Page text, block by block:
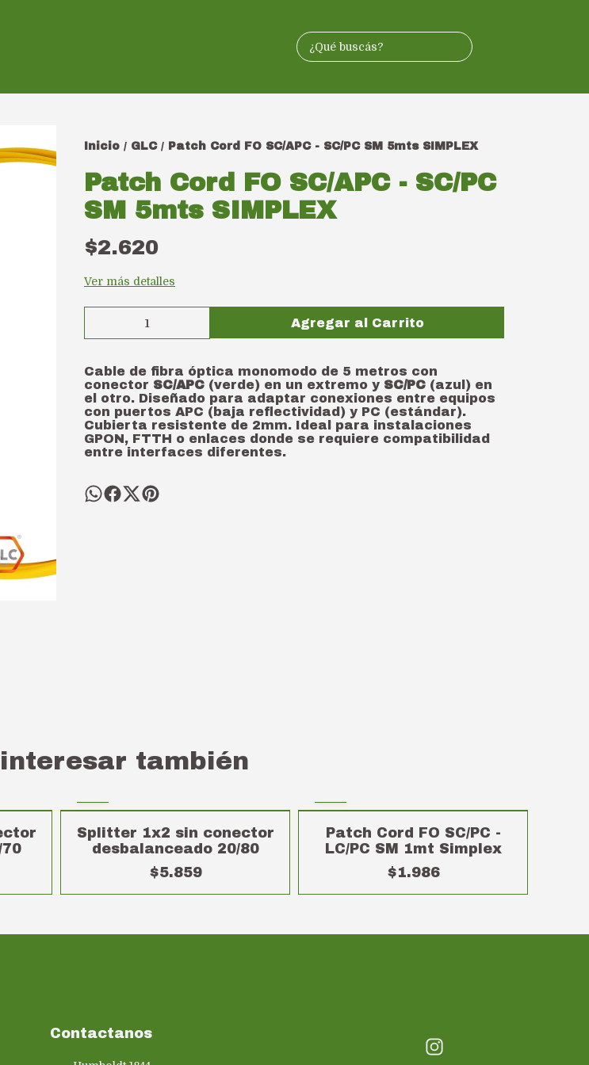
Inicio / GLC / Patch Cord FO SC/APC - SC/PC SM 5mts SIMPLEX
Patch Cord FO SC/APC - SC/PC
SM 5mts SIMPLEX
$2.620
Ver más detalles
Agregar al Carrito
Cable de fibra óptica monomodo de 5 metros con
conector SC/APC (verde) en un extremo y SC/PC (azul) en
el otro. Diseñado para adaptar conexiones entre equipos
con puertos APC (baja reflectividad) y PC (estándar).
Cubierta resistente de 2mm. Ideal para instalaciones
GPON, FTTH o enlaces donde se requiere compatibilidad
entre interfaces diferentes.
también
Splitter 1x2 sin conector
desbalanceado 20/80
$5.859
Patch Cord FO SC/PC -
LC/PC SM 1mt Simplex
$1.986
Contactanos